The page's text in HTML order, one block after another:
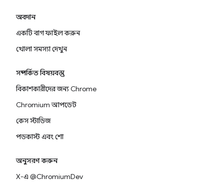
অবদান
একটি বাগ ফাইল করুন
খোলা সমস্যা দেখুন
সম্পর্কিত বিষয়বস্তু
বিকাশকারীদের জন্য Chrome
Chromium আপডেট
কেস স্টাডিজ
পডকাস্ট এবং শো
অনুসরণ করুন
X-এ @ChromiumDev